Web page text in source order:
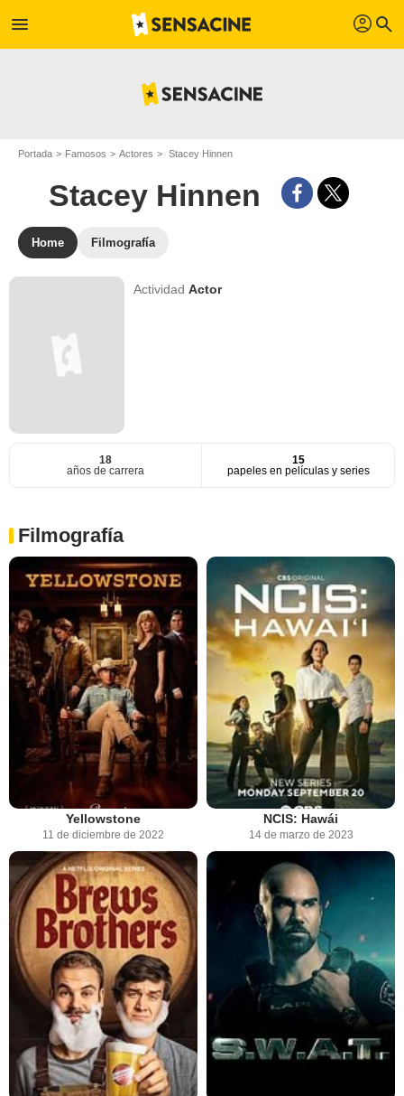
menu profil search
Portada Famosos Actores Stacey Hinnen
Stacey Hinnen
Home Filmografía
ActividadActor
18
años de carrera
15
papeles en películas y series
Filmografía
Yellowstone
11 de diciembre de 2022
NCIS: Hawái
14 de marzo de 2023